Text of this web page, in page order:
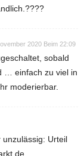
2020 Beim 22:09
sobald
… einfach zu viel in
moderierbar.
Urteil